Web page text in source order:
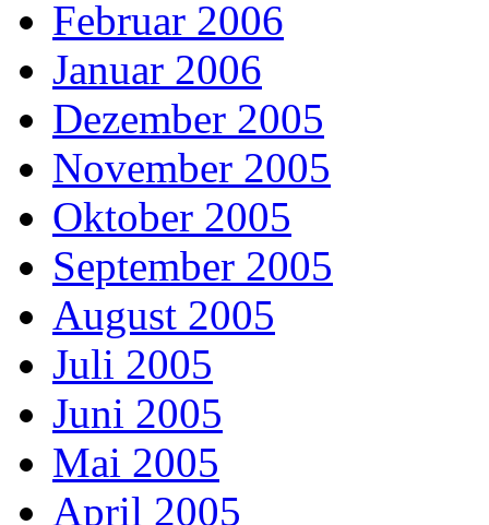
Februar 2006
Januar 2006
Dezember 2005
November 2005
Oktober 2005
September 2005
August 2005
Juli 2005
Juni 2005
Mai 2005
April 2005